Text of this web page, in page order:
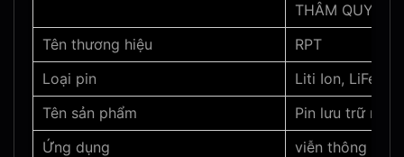
THÂM QUYẾN
Tên thương hiệu
RPT
Loại pin
Liti Ion, LiFePO4
Tên sản phẩm
Pin lưu trữ
Ứng dụng
viễn thông